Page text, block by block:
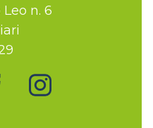
n. 6